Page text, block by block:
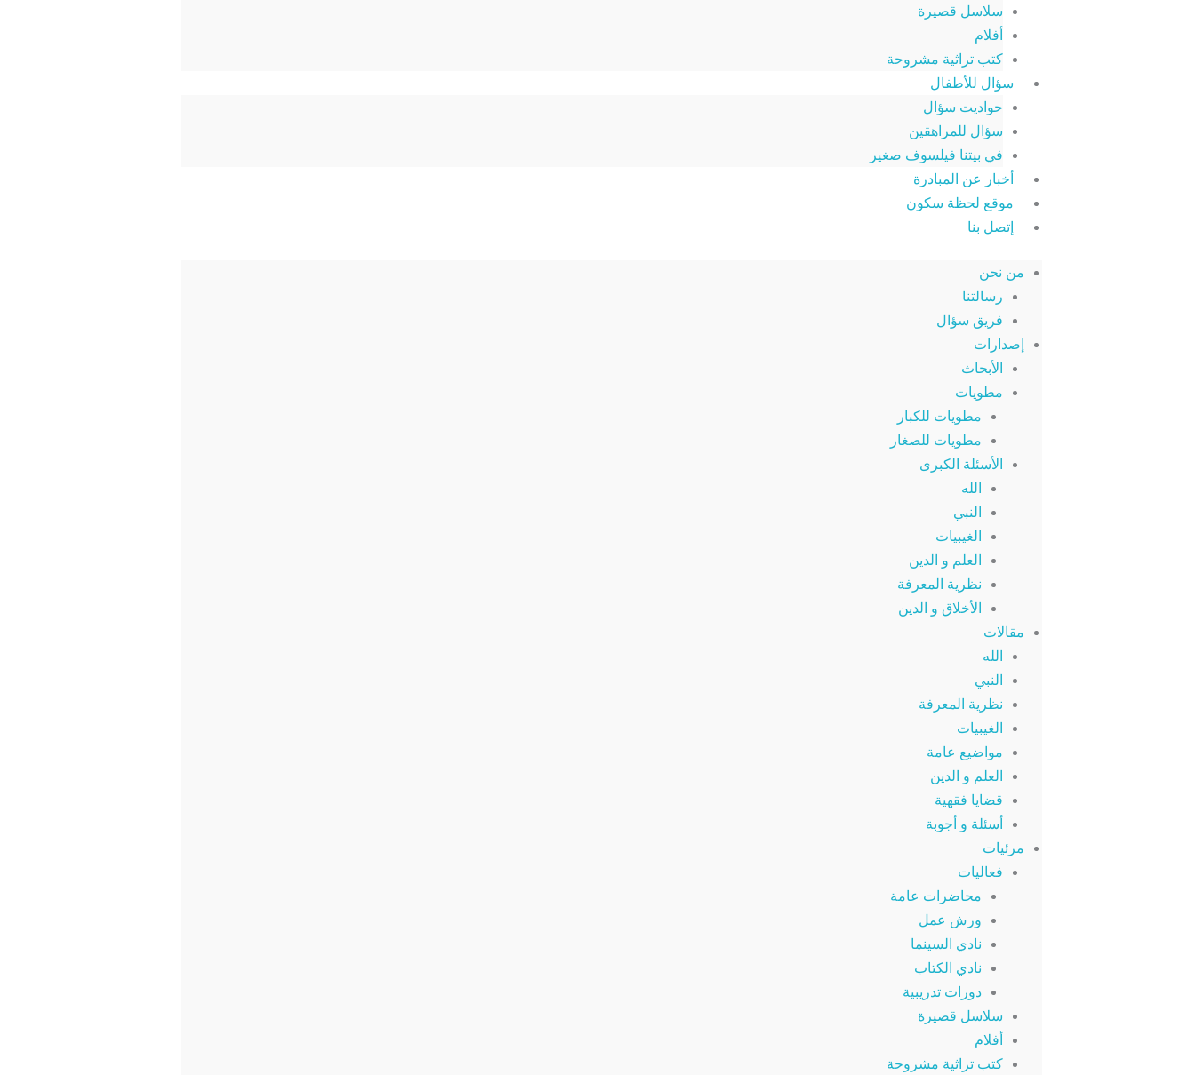
سلاسل قصيرة
أفلام
كتب تراثية مشروحة
سؤال للأطفال
حواديت سؤال
سؤال للمراهقين
في بيتنا فيلسوف صغير
أخبار عن المبادرة
موقع لحظة سكون
إتصل بنا
من نحن
رسالتنا
فريق سؤال
إصدارات
الأبحاث
مطويات
مطويات للكبار
مطويات للصغار
الأسئلة الكبرى
الله
النبي
الغيبيات
العلم و الدين
نظرية المعرفة
الأخلاق و الدين
مقالات
الله
النبي
نظرية المعرفة
الغيبيات
مواضيع عامة
العلم و الدين
قضايا فقهية
أسئلة و أجوبة
مرئيات
فعاليات
محاضرات عامة
ورش عمل
نادي السينما
نادي الكتاب
دورات تدريبية
سلاسل قصيرة
أفلام
كتب تراثية مشروحة